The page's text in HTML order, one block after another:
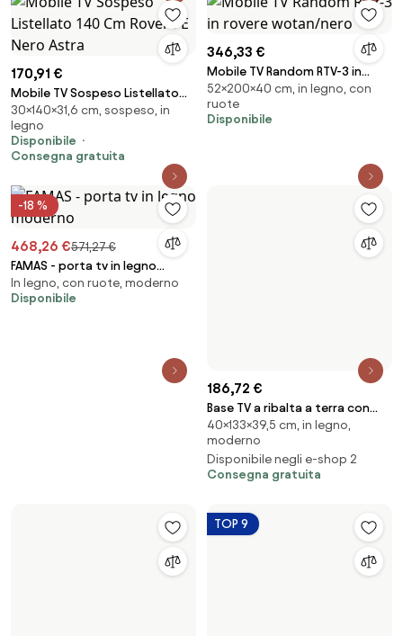
170,91 €
Mobile TV Sospeso Listellato
140 Cm Rovere E Nero Astra
30×140×31,6 cm, sospeso, in
legno
Disponibile
Consegna gratuita
346,33 €
Mobile TV Random RTV-3 in
rovere wotan/nero
52×200×40 cm, in legno, con
ruote
Disponibile
-18 %
468,26 €571,27 €
FAMAS - porta tv in legno
moderno
In legno, con ruote, moderno
Disponibile
TOP 9
218,25 €
Mobile TV Asensio RTV-1 in grigio
ruote
Disponibile